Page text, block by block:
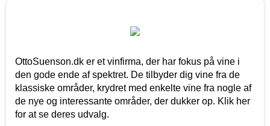
OttoSuenson.dk er et vinfirma, der har fokus på vine i
den gode ende af spektret. De tilbyder dig vine fra de
klassiske områder, krydret med enkelte vine fra nogle af
de nye og interessante områder, der dukker op. Klik her
for at se deres udvalg.